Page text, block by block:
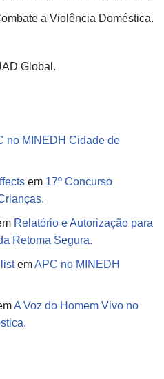
a Violência Doméstica.
Global.
no MINEDH Cidade de
em 17º Concurso
Relatório e Autorização para
Retoma Segura.
emAPC no MINEDH
A Voz do Homem Vivo no